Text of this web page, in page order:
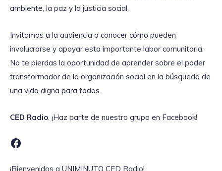
ambiente, la paz y la justicia social.
Invitamos a la audiencia a conocer cómo pueden
involucrarse y apoyar esta importante labor comunitaria.
No te pierdas la oportunidad de aprender sobre el poder
transformador de la organización social en la búsqueda de
una vida digna para todos.
CED Radio. ¡Haz parte de nuestro grupo en Facebook!
Facebook
¡Bienvenidos a UNIMINUTO CED Radio!